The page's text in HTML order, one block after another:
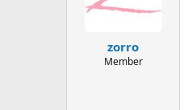
zorro
Member